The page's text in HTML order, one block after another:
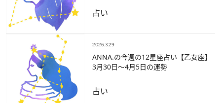
占い
2026.3.29
ANNA.の今週の12星座占い【乙女座】
3月30日～4月5日の運勢
占い